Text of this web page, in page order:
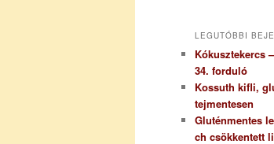
LEGUTÓBBI
Kókusztekercs
34. forduló
Kossuth kifli,
tejmentesen
Gluténmentes
ch csökkentett